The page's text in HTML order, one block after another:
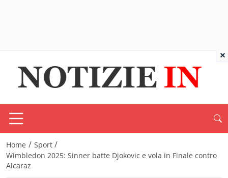
Home / Sport /
Wimbledon 2025: Sinner batte Djokovic e vola in Finale contro
Alcaraz
×